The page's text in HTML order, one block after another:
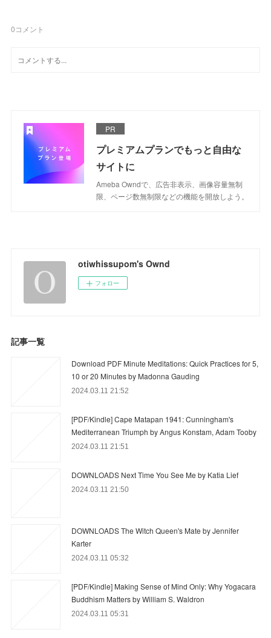
0コメント
PR
プレミアムプランでもっと自由な
サイトに
Ameba Owndで、広告非表示、画像容量無制
限、ページ数無制限などの機能を開放しよう。
otiwhissupom's Ownd
フォロー
記事一覧
Download PDF Minute Meditations: Quick Practices for 5,
10 or 20 Minutes by Madonna Gauding
2024.03.11 21:52
[PDF/Kindle] Cape Matapan 1941: Cunningham's
Mediterranean Triumph by Angus Konstam, Adam Tooby
2024.03.11 21:51
DOWNLOADS Next Time You See Me by Katia Lief
2024.03.11 21:50
DOWNLOADS The Witch Queen's Mate by Jennifer
Karter
2024.03.11 05:32
[PDF/Kindle] Making Sense of Mind Only: Why Yogacara
Buddhism Matters by William S. Waldron
2024.03.11 05:31